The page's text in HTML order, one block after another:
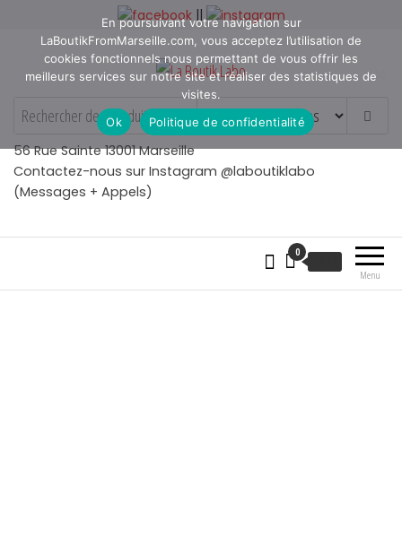
||
La Boutik Labo
La boutique de denicheur
de talents à Marseille en
Provence
56 Rue Sainte 13001 Marseille
Contactez-nous sur Instagram @laboutiklabo
(Messages + Appels)
Menu
0
En poursuivant votre navigation sur
LaBoutikFromMarseille.com, vous acceptez l’utilisation de
cookies fonctionnels nous permettant de vous offrir les
meilleurs services sur notre site et réaliser des statistiques de
visites.
Ok
Politique de confidentialité